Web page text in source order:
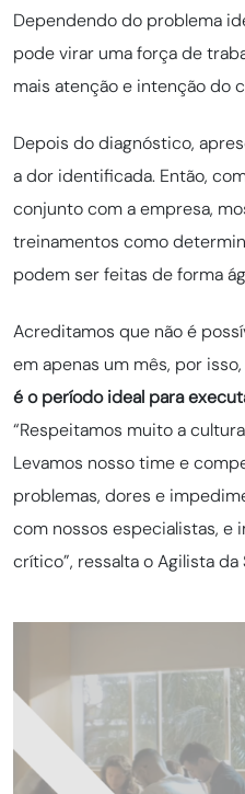
Dependendo do problema
pode virar uma força de
mais atenção e intenção do
Depois do diagnóstico,
a dor identificada. Então,
conjunto com a empresa,
treinamentos como
podem ser feitas de forma
Acreditamos que não é
em apenas um mês, por
é o período ideal para
“Respeitamos muito a
Levamos nosso time e
problemas, dores e
com nossos especialistas, e
crítico”, ressalta o Agilista da